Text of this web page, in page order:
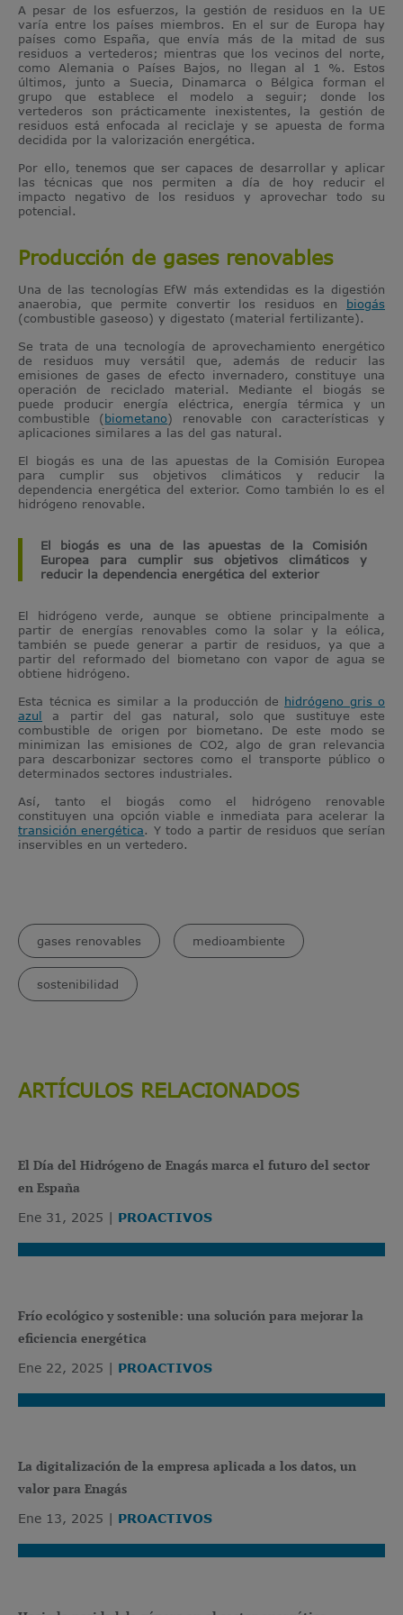
A pesar de los esfuerzos, la gestión de residuos en la UE
varía entre los países miembros. En el sur de Europa hay
países como España, que envía más de la mitad de sus
residuos a vertederos; mientras que los vecinos del norte,
como Alemania o Países Bajos, no llegan al 1 %. Estos
últimos, junto a Suecia, Dinamarca o Bélgica forman el
grupo que establece el modelo a seguir; donde los
vertederos son prácticamente inexistentes, la gestión de
residuos está enfocada al reciclaje y se apuesta de forma
decidida por la valorización energética.
Por ello, tenemos que ser capaces de desarrollar y aplicar
las técnicas que nos permiten a día de hoy reducir el
impacto negativo de los residuos y aprovechar todo su
potencial.
Producción de gases renovables
Una de las tecnologías EfW más extendidas es la digestión
anaerobia, que permite convertir los residuos en biogás
(combustible gaseoso) y digestato (material fertilizante).
Se trata de una tecnología de aprovechamiento energético
de residuos muy versátil que, además de reducir las
emisiones de gases de efecto invernadero, constituye una
operación de reciclado material. Mediante el biogás se
puede producir energía eléctrica, energía térmica y un
combustible (biometano) renovable con características y
aplicaciones similares a las del gas natural.
El biogás es una de las apuestas de la Comisión Europea
para cumplir sus objetivos climáticos y reducir la
dependencia energética del exterior. Como también lo es el
hidrógeno renovable.
El biogás es una de las apuestas de la Comisión
Europea para cumplir sus objetivos climáticos y
reducir la dependencia energética del exterior
El hidrógeno verde, aunque se obtiene principalmente a
partir de energías renovables como la solar y la eólica,
también se puede generar a partir de residuos, ya que a
partir del reformado del biometano con vapor de agua se
obtiene hidrógeno.
Esta técnica es similar a la producción de hidrógeno gris o
azul a partir del gas natural, solo que sustituye este
combustible de origen por biometano. De este modo se
minimizan las emisiones de CO2, algo de gran relevancia
para descarbonizar sectores como el transporte público o
determinados sectores industriales.
Así, tanto el biogás como el hidrógeno renovable
constituyen una opción viable e inmediata para acelerar la
transición energética. Y todo a partir de residuos que serían
inservibles en un vertedero.
gases renovables medioambiente
sostenibilidad
ARTÍCULOS RELACIONADOS
El Día del Hidrógeno de Enagás marca el futuro del sector
en España
Ene 31, 2025 PROACTIVOS
Frío ecológico y sostenible: una solución para mejorar la
eficiencia energética
Ene 22, 2025 PROACTIVOS
La digitalización de la empresa aplicada a los datos, un
valor para Enagás
Ene 13, 2025 PROACTIVOS